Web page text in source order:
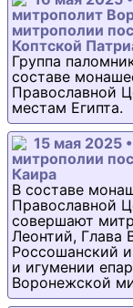
митрополит
митрополии
Коптской
Группа
составе
Православной
местам Египта.
15 мая 2025
митрополии
Каира
В составе
Православной
совершают
Леонтий, Глава
Россошанский
и игумении
Воронежской